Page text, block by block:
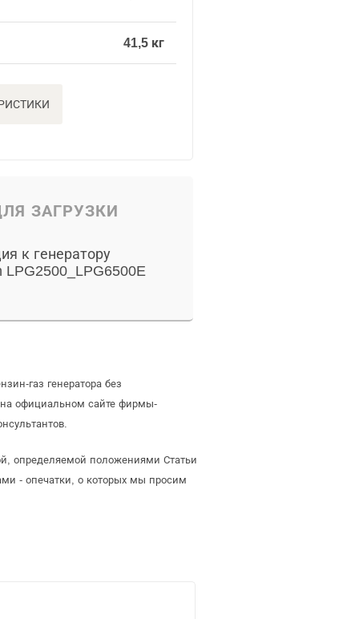
41,5 кг
ЗАГРУЗКИ
к генератору
LPG2500_LPG6500E
газ генератора без
на официальном сайте фирмы-
определяемой положениями Статьи
- опечатки, о которых мы просим